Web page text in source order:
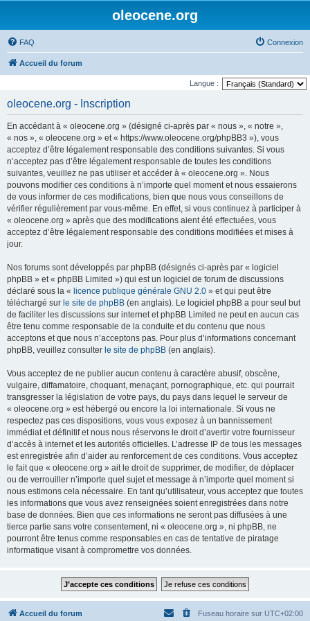
oleocene.org
FAQ Connexion
Accueil du forum
Langue :
oleocene.org - Inscription
En accédant à « oleocene.org » (désigné ci-après par « nous », « notre »,
« nos », « oleocene.org » et « https://www.oleocene.org/phpBB3 »), vous
acceptez d’être légalement responsable des conditions suivantes. Si vous
n’acceptez pas d’être légalement responsable de toutes les conditions
suivantes, veuillez ne pas utiliser et accéder à « oleocene.org ». Nous
pouvons modifier ces conditions à n’importe quel moment et nous essaierons
de vous informer de ces modifications, bien que nous vous conseillons de
vérifier régulièrement par vous-même. En effet, si vous continuez à participer à
« oleocene.org » après que des modifications aient été effectuées, vous
acceptez d’être légalement responsable des conditions modifiées et mises à
jour.
Nos forums sont développés par phpBB (désignés ci-après par « logiciel
phpBB » et « phpBB Limited ») qui est un logiciel de forum de discussions
déclaré sous la « licence publique générale GNU 2.0 » et qui peut être
téléchargé sur le site de phpBB (en anglais). Le logiciel phpBB a pour seul but
de faciliter les discussions sur internet et phpBB Limited ne peut en aucun cas
être tenu comme responsable de la conduite et du contenu que nous
acceptons et que nous n’acceptons pas. Pour plus d’informations concernant
phpBB, veuillez consulter le site de phpBB (en anglais).
Vous acceptez de ne publier aucun contenu à caractère abusif, obscène,
vulgaire, diffamatoire, choquant, menaçant, pornographique, etc. qui pourrait
transgresser la législation de votre pays, du pays dans lequel le serveur de
« oleocene.org » est hébergé ou encore la loi internationale. Si vous ne
respectez pas ces dispositions, vous vous exposez à un bannissement
immédiat et définitif et nous nous réservons le droit d’avertir votre fournisseur
d’accès à internet et les autorités officielles. L’adresse IP de tous les messages
est enregistrée afin d’aider au renforcement de ces conditions. Vous acceptez
le fait que « oleocene.org » ait le droit de supprimer, de modifier, de déplacer
ou de verrouiller n’importe quel sujet et message à n’importe quel moment si
nous estimons cela nécessaire. En tant qu’utilisateur, vous acceptez que toutes
les informations que vous avez renseignées soient enregistrées dans notre
base de données. Bien que ces informations ne seront pas diffusées à une
tierce partie sans votre consentement, ni « oleocene.org », ni phpBB, ne
pourront être tenus comme responsables en cas de tentative de piratage
informatique visant à compromettre vos données.
Accueil du forum Fuseau horaire sur UTC+02:00